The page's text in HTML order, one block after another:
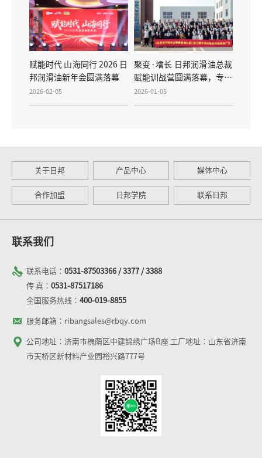
赋能时代 山海同行 2026 日
邦润滑油新年会圆满落幕
2026-02-05
聚变·增长 日邦润滑油总裁
赋能训战营圆满落幕，专家
陪跑助力伙伴共赢
2026-01-05
关于日邦 产品中心 媒体中心
合作加盟 日邦学院 联系日邦
联系我们
联系电话： 0531-87503366 / 3377 / 3388
传 真： 0531-87517186
全国服务热线： 400-019-8855
服务邮箱：ribangsales@rbqy.com
公司地址：济南市槐荫区中建锦绣广场B座 工厂地址：山东省济南
市天桥区新材料产业园裕兴路777号